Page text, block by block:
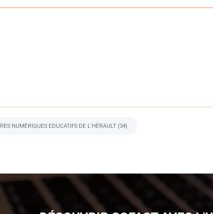
NUMÉRIQUES EDUCATIFS DE L'HÉRAULT (34)